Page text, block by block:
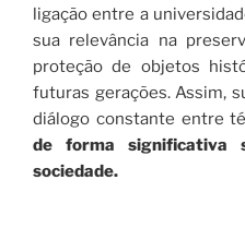
ligação entre a
sua relevância na
proteção de objetos
futuras gerações. Assim,
diálogo constante entre
de forma significativa
sociedade.